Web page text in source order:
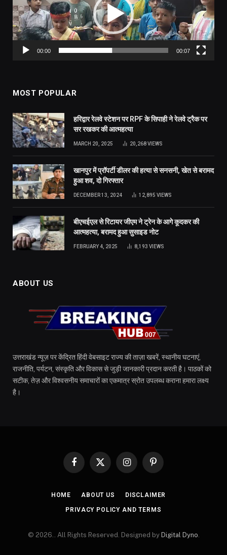
00:00 00:07
MOST POPULAR
हरिद्वार रेलवे स्टेशन पर RPF के सिपाही ने रेलवे ट्रैक पर
सर रखकर की आत्महत्या
MARCH 20, 2025 20,268VIEWS
खानपुर में प्रॉपर्टी डीलर की हत्या से सनसनी, खेत से बरामद
हुआ शव, दो गिरफ्तार
DECEMBER 13, 2024 12,895 VIEWS
बीएचईएल से रिटायर जीएम ने ट्रेन के आगे कूदकर की
आत्महत्या, बरामद हुआ सुसाइड नोट
FEBRUARY 4, 2025 8,193 VIEWS
ABOUT US
उत्तराखंड न्यूज़ पर केंद्रित हिंदी वेबसाइट राज्य की ताज़ा खबरें, स्थानीय घटनाएं,
राजनीति, पर्यटन, संस्कृति और विकास से जुड़ी जानकारी प्रदान करती है। पाठकों को
सटीक, तेज़ और विश्वसनीय समाचारों का एकमात्र स्रोत उपलब्ध कराना हमारा लक्ष्य
है।
Facebook
X
InstagramPinterest
HOME ABOUT US DISCLAIMER
PRIVACY POLICY AND TERMS
© 2026.. All Rights Reserved. Designed by Digital Dyno